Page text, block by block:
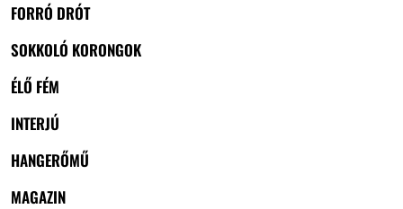
FORRÓ DRÓT
SOKKOLÓ KORONGOK
ÉLŐ FÉM
INTERJÚ
HANGERŐMŰ
MAGAZIN